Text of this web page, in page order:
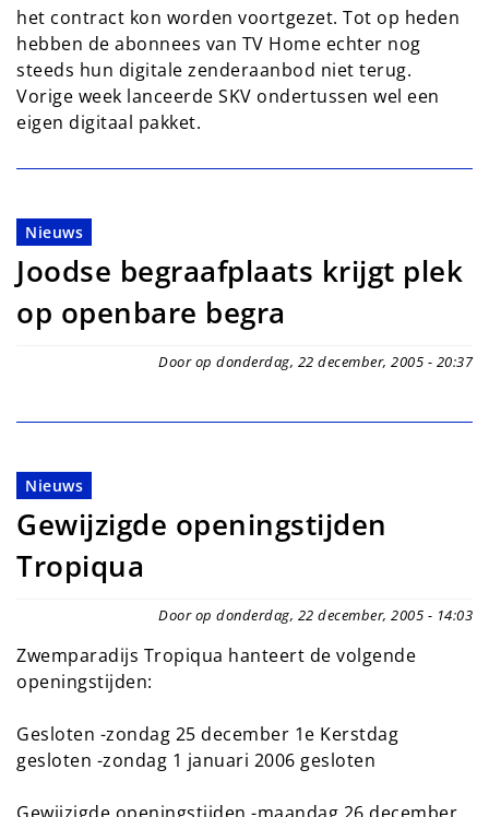
het contract kon worden voortgezet. Tot op heden
hebben de abonnees van TV Home echter nog
steeds hun digitale zenderaanbod niet terug.
Vorige week lanceerde SKV ondertussen wel een
eigen digitaal pakket.
Nieuws
Joodse begraafplaats krijgt plek
op openbare begra
Door op donderdag, 22 december, 2005 - 20:37
Nieuws
Gewijzigde openingstijden
Tropiqua
Door op donderdag, 22 december, 2005 - 14:03
Zwemparadijs Tropiqua hanteert de volgende
openingstijden:
Gesloten -zondag 25 december 1e Kerstdag
gesloten -zondag 1 januari 2006 gesloten